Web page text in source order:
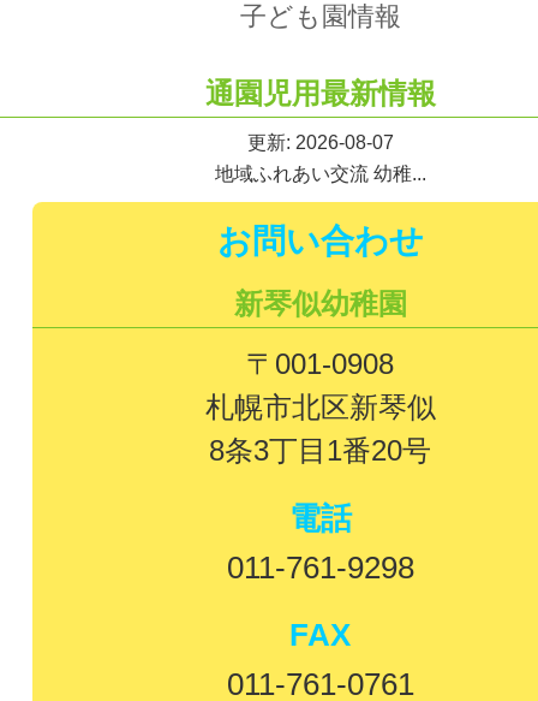
子ども園情報
通園児用最新情報
更新: 2026-08-07
地域ふれあい交流 幼稚...
お問い合わせ
新琴似幼稚園
〒001-0908
札幌市北区新琴似
8条3丁目1番20号
電話
011-761-9298
FAX
011-761-0761